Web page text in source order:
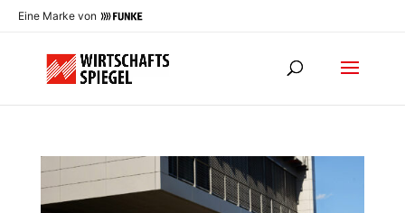
Eine Marke von